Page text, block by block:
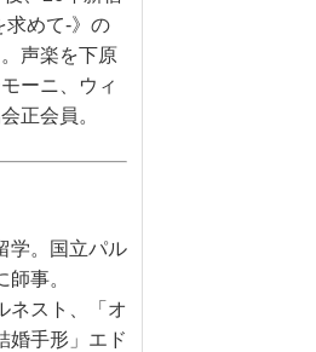
求めて-》の
声楽を下原
ーニ、ウィ
正会員。
学。国立パル
事。
ネスト、「オ
婚手形」エド